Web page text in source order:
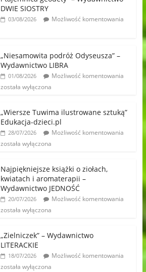
DWIE SIOSTRY
03/08/2026
Możliwość komentowania
„Niesamowita podróż Odyseusza” –
Wydawnictwo LIBRA
01/08/2026
Możliwość komentowania
została wyłączona
„Wiersze Tuwima ilustrowane sztuką”
Edukacja-dzieci.pl
28/07/2026
Możliwość komentowania
została wyłączona
Najpiękniejsze książki o ziołach,
kwiatach i aromaterapii –
Wydawnictwo JEDNOŚĆ
20/07/2026
Możliwość komentowania
została wyłączona
„Zielniczek” – Wydawnictwo
LITERACKIE
18/07/2026
Możliwość komentowania
została wyłączona